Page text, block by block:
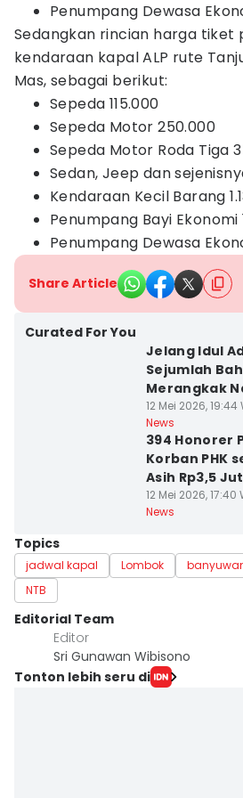
Penumpang Dewasa
Sedangkan rincian harga tiket
kendaraan kapal ALP rute
Mas, sebagai berikut:
Sepeda 115.000
Sepeda Motor 250.000
Sepeda Motor Roda Tiga
Sedan, Jeep dan
Kendaraan Kecil Barang
Penumpang Bayi Ekonomi
Penumpang Dewasa
Share Article
Curated For You
Jelang Idul
Sejumlah
Merangkak
12 Mei 2026, 19:44
News
394 Honorer
Korban PHK
Asih Rp3,5
12 Mei 2026, 17:40
News
Topics
jadwal kapal Lombok
NTB
Editorial Team
Editor
Sri Gunawan Wibisono
Tonton lebih seru di